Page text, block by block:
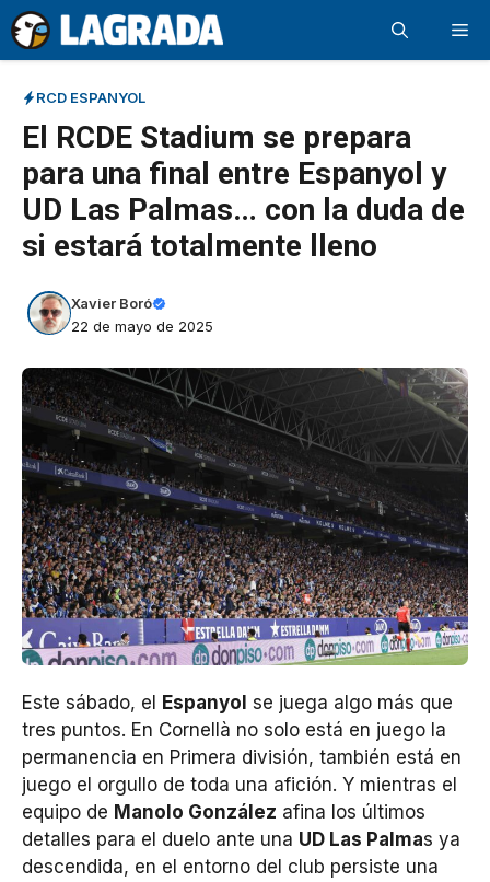
Saltar
al
contenido
RCD ESPANYOL
El RCDE Stadium se prepara
para una final entre Espanyol y
UD Las Palmas… con la duda de
si estará totalmente lleno
Xavier Boró
22 de mayo de 2025
Este sábado, el Espanyol se juega algo más que
tres puntos. En Cornellà no solo está en juego la
permanencia en Primera división, también está en
juego el orgullo de toda una afición. Y mientras el
equipo de Manolo González afina los últimos
detalles para el duelo ante una UD Las Palmas ya
descendida, en el entorno del club persiste una